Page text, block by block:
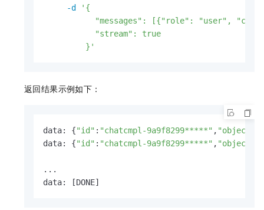
-d
'{
"messages": [{"role": "user",
           "stream": true
         }'
返回结果示例如下：
data: {"id" : "chatcmpl-9a9f8299*****" , "object"
data: {"id" : "chatcmpl-9a9f8299*****" , "object"
...
data: [DONE]